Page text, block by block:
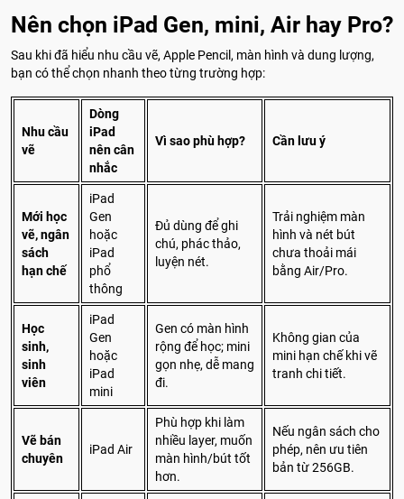
Nên chọn iPad Gen, mini, Air hay Pro?
Sau khi đã hiểu nhu cầu vẽ, Apple Pencil, màn hình và dung lượng,
bạn có thể chọn nhanh theo từng trường hợp:
Nhu cầu
vẽ
Dòng
iPad
nên cân
nhắc
Vì sao phù hợp? Cần lưu ý
Mới học
vẽ, ngân
sách
hạn chế
iPad
Gen
hoặc
iPad
phổ
thông
Đủ dùng để ghi
chú, phác thảo,
luyện nét.
Trải nghiệm màn
hình và nét bút
chưa thoải mái
bằng Air/Pro.
Học
sinh,
sinh
viên
iPad
Gen
hoặc
iPad
mini
Gen có màn hình
rộng để học; mini
gọn nhẹ, dễ mang
đi.
Không gian của
mini hạn chế khi vẽ
tranh chi tiết.
Vẽ bán
chuyên
iPad Air
Phù hợp khi làm
nhiều layer, muốn
màn hình/bút tốt
hơn.
Nếu ngân sách cho
phép, nên ưu tiên
bản từ 256GB.